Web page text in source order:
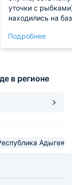
уточки с
находились на
уж крикливые.
чистое,
есть. В целом
ещё вернусь
Подробнее
в регионе
Адыгея